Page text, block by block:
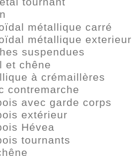
métallique carré
métallique exterieur
suspendues
et chêne
à crémaillères
contremarche
avec garde corps
extérieur
Hévea
tournants